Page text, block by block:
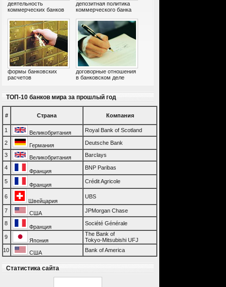
деятельность
коммерческих банков
депозитная политика
коммерческого банка
формы банковских
расчетов
договорные отношения
в банковском деле
ТОП-10 банков мира за прошлый год
# Страна Компания
1 Великобритания Royal Bank of Scotland
2 Германия
Deutsche Bank
3
Великобритания Barclays
4
Франция
BNP Paribas
5
Франция
Crédit Agricole
6
Швейцария
UBS
7 США JPMorgan Chase
8
Франция
Société Générale
9
Япония
The Bank of
Tokyo-Mitsubishi UFJ
10
США Bank of America
Статистика сайта